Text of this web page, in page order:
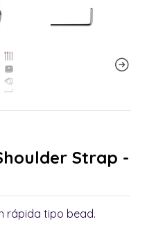
Strap -
rápida tipo bead.